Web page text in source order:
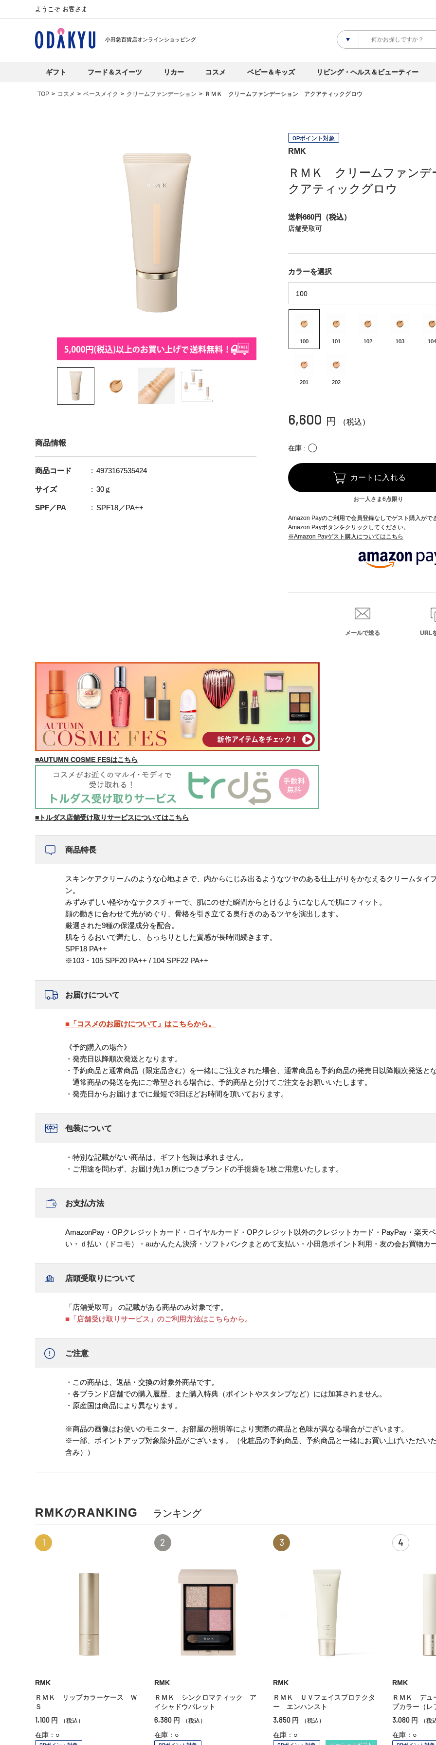
ようこそ お客さま
小田急百貨店オンラインショッピング
ギフト フード＆スイーツ リカー コスメ ベビー＆キッズ リビング・ヘルス＆ビューティー
TOP コスメ ベースメイク クリームファンデーション ＲＭＫ クリームファンデーション アクアティックグロウ
OPポイント対象
RMK
ＲＭＫ クリームファン
クアティックグロウ
送料660円（税込）
店舗受取可
カラーを選択
100 101 102 103 104
201 202
6,600 円 （税込）
在庫 〇
カートに入れる
お一人さま6点限り
Amazon Payのご利用で会員登録なしでゲスト購入がで
Amazon Payボタンをクリックしてください。
※Amazon Payゲスト購入についてはこちら
メールで送る URL
商品情報
商品コード 4973167535424
サイズ 30ｇ
SPF／PA SPF18／PA++
■AUTUMN COSME FESはこちら
■トルダス店舗受け取りサービスについてはこちら
商品特長
スキンケアクリームのような心地よさで、内からにじみ出るようなツヤのある仕上がりをかなえるクリームタイ
ン。
みずみずしい軽やかなテクスチャーで、肌にのせた瞬間からとけるようになじんで肌にフィット。
顔の動きに合わせて光がめぐり、骨格を引き立てる奥行きのあるツヤを演出します。
厳選された9種の保湿成分を配合。
肌をうるおいで満たし、もっちりとした質感が長時間続きます。
SPF18 PA++
※103・105 SPF20 PA++ / 104 SPF22 PA++
お届けについて
■「コスメのお届けについて」はこちらから。
《予約購入の場合》
・発売日以降順次発送となります。
・予約商品と通常商品（限定品含む）を一緒にご注文された場合、通常商品も予約商品の発売日以降順次発送とな
通常商品の発送を先にご希望される場合は、予約商品と分けてご注文をお願いいたします。
・発売日からお届けまでに最短で3日ほどお時間を頂いております。
包装について
・特別な記載がない商品は、ギフト包装は承れません。
・ご用途を問わず、お届け先1ヵ所につきブランドの手提袋を1枚ご用意いたします。
お支払方法
AmazonPay・OPクレジットカード・ロイヤルカード・OPクレジット以外のクレジットカード・PayPay・楽天
い・ｄ払い（ドコモ）・auかんたん決済・ソフトバンクまとめて支払い・小田急ポイント利用・友の会お買物カ
店頭受取りについて
「店舗受取可」 の記載がある商品のみ対象です。
■「店舗受け取りサービス」のご利用方法はこちらから。
ご注意
・この商品は、返品・交換の対象外商品です。
・各ブランド店舗での購入履歴、また購入特典（ポイントやスタンプなど）には加算されません。
・原産国は商品により異なります。
※商品の画像はお使いのモニター、お部屋の照明等により実際の商品と色味が異なる場合がございます。
※一部、ポイントアップ対象除外品がございます。（化粧品の予約商品、予約商品と一緒にお買い上げいただい
含み））
RMKのRANKING ランキング
1
RMK
ＲＭＫ リップカラーケース Ｗ
Ｓ
1,100 円 （税込）
在庫：○
2
RMK
ＲＭＫ シンクロマティック ア
イシャドウパレット
6,380 円 （税込）
在庫：○
3
RMK
ＲＭＫ ＵＶフェイスプロテクタ
ー エンハンスト
3,850 円 （税込）
在庫：○
4
RMK
ＲＭＫ デュ
プカラー（
3,080 円 （税
在庫：○